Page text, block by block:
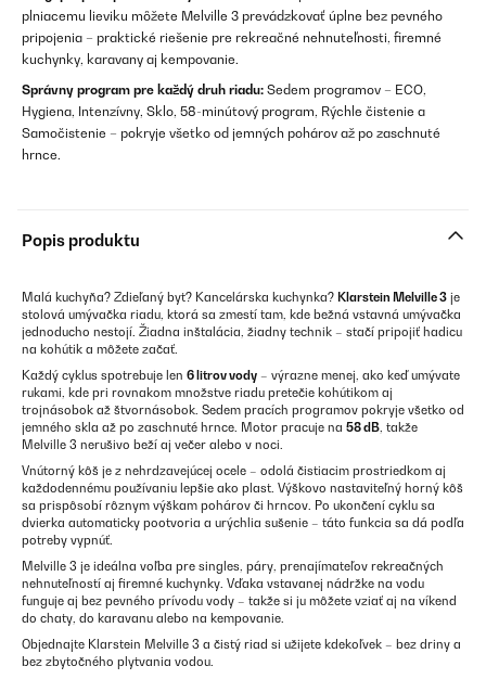
plniacemu lieviku môžete Melville 3 prevádzkovať úplne bez pevného
pripojenia – praktické riešenie pre rekreačné nehnuteľnosti, firemné
kuchynky, karavany aj kempovanie.
Správny program pre každý druh riadu: Sedem programov – ECO,
Hygiena, Intenzívny, Sklo, 58-minútový program, Rýchle čistenie a
Samočistenie – pokryje všetko od jemných pohárov až po zaschnuté
hrnce.
Popis produktu
Malá kuchyňa? Zdieľaný byt? Kancelárska kuchynka? Klarstein Melville 3 je
stolová umývačka riadu, ktorá sa zmestí tam, kde bežná vstavná umývačka
jednoducho nestojí. Žiadna inštalácia, žiadny technik – stačí pripojiť hadicu
na kohútik a môžete začať.
Každý cyklus spotrebuje len 6 litrov vody – výrazne menej, ako keď umývate
rukami, kde pri rovnakom množstve riadu pretečie kohútikom aj
trojnásobok až štvornásobok. Sedem pracích programov pokryje všetko od
jemného skla až po zaschnuté hrnce. Motor pracuje na 58 dB, takže
Melville 3 nerušivo beží aj večer alebo v noci.
Vnútorný kôš je z nehrdzavejúcej ocele – odolá čistiacim prostriedkom aj
každodennému používaniu lepšie ako plast. Výškovo nastaviteľný horný kôš
sa prispôsobí rôznym výškam pohárov či hrncov. Po ukončení cyklu sa
dvierka automaticky pootvoria a urýchlia sušenie – táto funkcia sa dá podľa
potreby vypnúť.
Melville 3 je ideálna voľba pre singles, páry, prenajímateľov rekreačných
nehnuteľností aj firemné kuchynky. Vďaka vstavanej nádržke na vodu
funguje aj bez pevného prívodu vody – takže si ju môžete vziať aj na víkend
do chaty, do karavanu alebo na kempovanie.
Objednajte Klarstein Melville 3 a čistý riad si užijete kdekoľvek – bez driny a
bez zbytočného plytvania vodou.